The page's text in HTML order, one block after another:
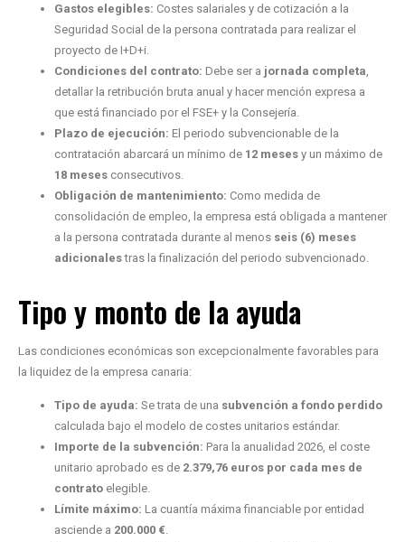
Gastos elegibles: Costes salariales y de cotización a la
Seguridad Social de la persona contratada para realizar el
proyecto de I+D+i.
Condiciones del contrato: Debe ser a jornada completa
detallar la retribución bruta anual y hacer mención expresa a
que está financiado por el FSE+ y la Consejería.
Plazo de ejecución: El periodo subvencionable de la
contratación abarcará un mínimo de 12 meses y un máximo de
18 meses consecutivos.
Obligación de mantenimiento: Como medida de
consolidación de empleo, la empresa está obligada a mantener
a la persona contratada durante al menos seis (6) meses
adicionalestras la finalización del periodo subvencionado.
Tipo y monto de la ayuda
Las condiciones económicas son excepcionalmente favorables para
la liquidez de la empresa canaria:
Tipo de ayuda: Se trata de una subvención a fondo perdido
calculada bajo el modelo de costes unitarios estándar.
Importe de la subvención: Para la anualidad 2026, el coste
unitario aprobado es de 2.379,76 euros por cada mes de
contrato elegible.
Límite máximo: La cuantía máxima financiable por entidad
asciende a 200.000 €